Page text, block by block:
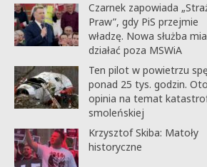
Czarnek zapowiada
Praw”, gdy PiS przejmie
władzę. Nowa służba
działać poza MSWiA
Ten pilot w powietrzu
ponad 25 tys. godzin.
opinia na temat
smoleńskiej
Krzysztof Skiba: Matoły
historyczne